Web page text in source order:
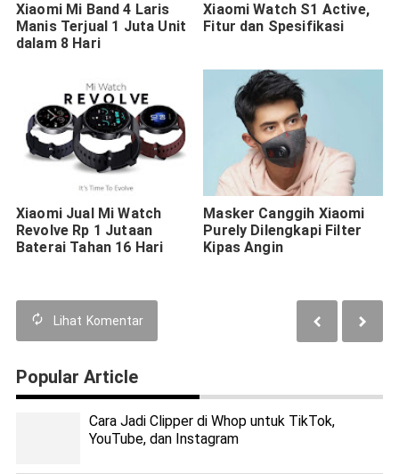
Xiaomi Mi Band 4 Laris
Manis Terjual 1 Juta Unit
dalam 8 Hari
Xiaomi Watch S1 Active,
Fitur dan Spesifikasi
Xiaomi Jual Mi Watch
Revolve Rp 1 Jutaan
Baterai Tahan 16 Hari
Masker Canggih Xiaomi
Purely Dilengkapi Filter
Kipas Angin
Lihat Komentar
Popular Article
Cara Jadi Clipper di Whop untuk TikTok,
YouTube, dan Instagram